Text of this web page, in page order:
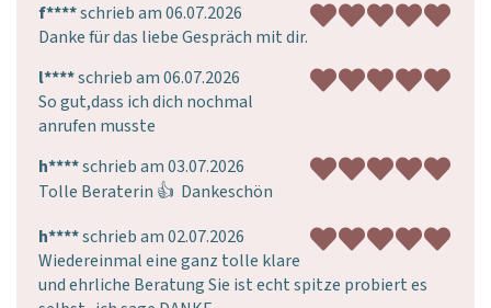
f****schrieb am 06.07.2026
Danke für das liebe Gespräch mit dir.
l****schrieb am 06.07.2026
So gut,dass ich dich nochmal
anrufen musste
h****schrieb am 03.07.2026
Tolle Beraterin 👍  Dankeschön
h****schrieb am 02.07.2026
Wiedereinmal eine ganz tolle klare
und ehrliche Beratung Sie ist echt spitze probiert es